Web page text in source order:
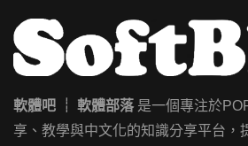
軟體吧 ┊ 軟體部落是一個專注於
享、教學與中文化的知識分享平台，